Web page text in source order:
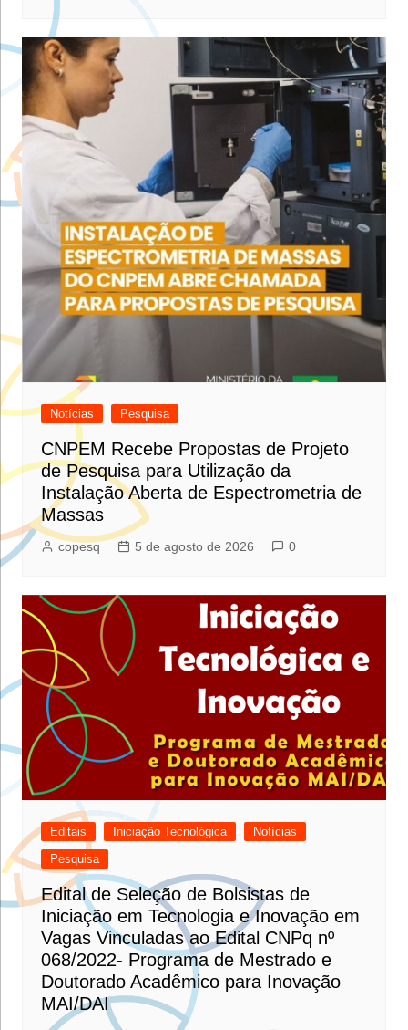
Notícias Pesquisa
CNPEM Recebe Propostas de Projeto
de Pesquisa para Utilização da
Instalação Aberta de Espectrometria de
Massas
copesq 5 de agosto de 2026 0
Editais Iniciação Tecnológica
Notícias
Pesquisa
Edital de Seleção de Bolsistas de
Iniciação em Tecnologia e Inovação em
Vagas Vinculadas ao Edital CNPq nº
068/2022- Programa de Mestrado e
Doutorado Acadêmico para Inovação
MAI/DAI